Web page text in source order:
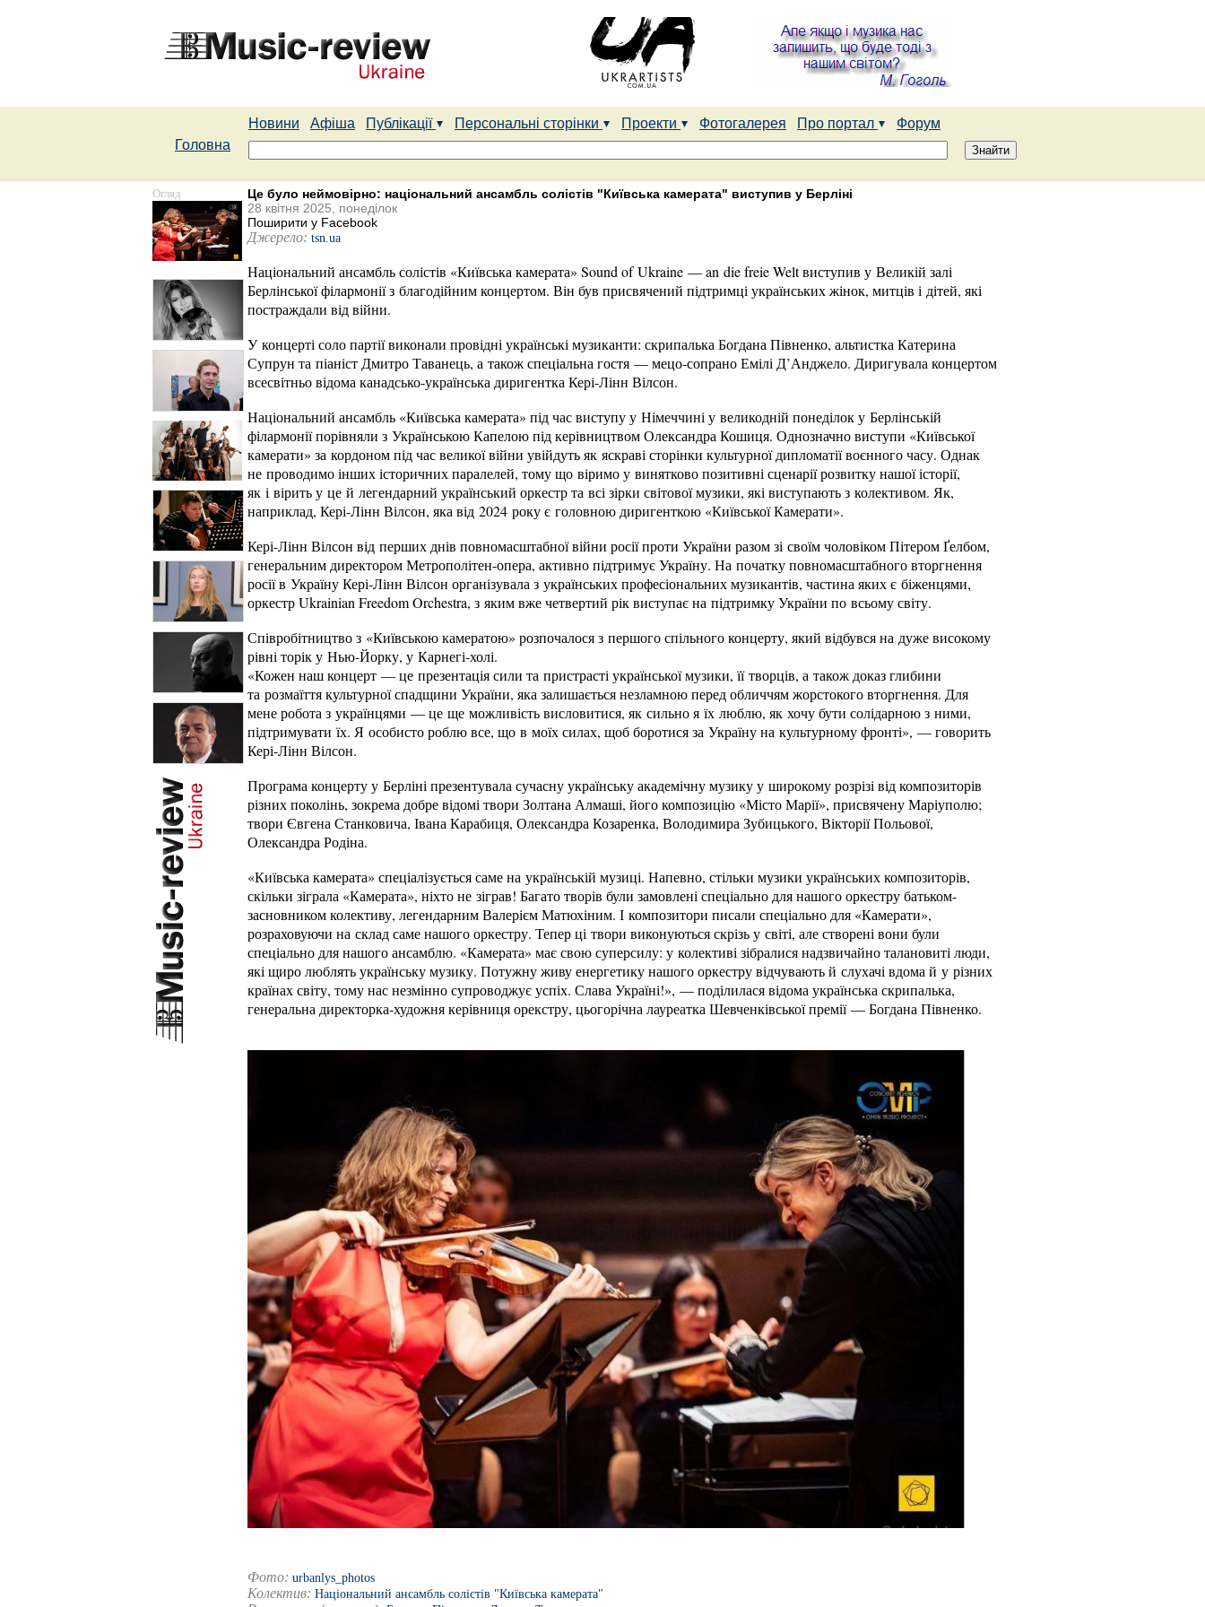
Новини Афіша Публікації Персональні сторінки Проекти Фотогалерея Про портал
Форум
Головна
Огляд
Це було неймовірно: національний ансамбль солістів "Київська камерата" виступив у Берліні
28 квітня 2025, понеділок
Поширити у Facebook
Джерело: tsn.ua
Національний ансамбль солістів «Київська камерата» Sound of Ukraine — an die freie Welt виступив у Великій залі
Берлінської філармонії з благодійним концертом. Він був присвячений підтримці українських жінок, митців і дітей, які
постраждали від війни.
У концерті соло партії виконали провідні українські музиканти: скрипалька Богдана Півненко, альтистка Катерина
Супрун та піаніст Дмитро Таванець, а також спеціальна гостя — мецо-сопрано Емілі Д’Анджело. Диригувала концертом
всесвітньо відома канадсько-українська диригентка Кері-Лінн Вілсон.
Національний ансамбль «Київська камерата» під час виступу у Німеччині у великодній понеділок у Берлінській
філармонії порівняли з Українською Капелою під керівництвом Олександра Кошиця. Однозначно виступи «Київської
камерати» за кордоном під час великої війни увійдуть як яскраві сторінки культурної дипломатії воєнного часу. Однак
не проводимо інших історичних паралелей, тому що віримо у винятково позитивні сценарії розвитку нашої історії,
як і вірить у це й легендарний український оркестр та всі зірки світової музики, які виступають з колективом. Як,
наприклад, Кері-Лінн Вілсон, яка від 2024 року є головною диригенткою «Київської Камерати».
Кері-Лінн Вілсон від перших днів повномасштабної війни росії проти України разом зі своїм чоловіком Пітером Ґелбом,
генеральним директором Метрополітен-опера, активно підтримує Україну. На початку повномасштабного вторгнення
росії в Україну Кері-Лінн Вілсон організувала з українських професіональних музикантів, частина яких є біженцями,
оркестр Ukrainian Freedom Orchestra, з яким вже четвертий рік виступає на підтримку України по всьому світу.
Співробітництво з «Київською камератою» розпочалося з першого спільного концерту, який відбувся на дуже високому
рівні торік у Нью-Йорку, у Карнегі-холі.
«Кожен наш концерт — це презентація сили та пристрасті української музики, її творців, а також доказ глибини
та розмаїття культурної спадщини України, яка залишається незламною перед обличчям жорстокого вторгнення. Для
мене робота з українцями — це ще можливість висловитися, як сильно я їх люблю, як хочу бути солідарною з ними,
підтримувати їх. Я особисто роблю все, що в моїх силах, щоб боротися за Україну на культурному фронті», — говорить
Кері-Лінн Вілсон.
Програма концерту у Берліні презентувала сучасну українську академічну музику у широкому розрізі від композиторів
різних поколінь, зокрема добре відомі твори Золтана Алмаші, його композицію «Місто Марії», присвячену Маріуполю;
твори Євгена Станковича, Івана Карабиця, Олександра Козаренка, Володимира Зубицького, Вікторії Польової,
Олександра Родіна.
«Київська камерата» спеціалізується саме на українській музиці. Напевно, стільки музики українських композиторів,
скільки зіграла «Камерата», ніхто не зіграв! Багато творів були замовлені спеціально для нашого оркестру батьком-
засновником колективу, легендарним Валерієм Матюхіним. І композитори писали спеціально для «Камерати»,
розраховуючи на склад саме нашого оркестру. Тепер ці твори виконуються скрізь у світі, але створені вони були
спеціально для нашого ансамблю. «Камерата» має свою суперсилу: у колективі зібралися надзвичайно талановиті люди,
які щиро люблять українську музику. Потужну живу енергетику нашого оркестру відчувають й слухачі вдома й у різних
країнах світу, тому нас незмінно супроводжує успіх. Слава Україні!», — поділилася відома українська скрипалька,
генеральна директорка-художня керівниця орекстру, цьогорічна лауреатка Шевченківської премії — Богдана Півненко.
Фото: urbanlys_photos
Колектив: Національний ансамбль солістів "Київська камерата"